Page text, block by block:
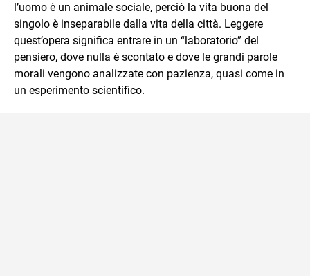
l’uomo è un animale sociale, perciò la vita buona del
singolo è inseparabile dalla vita della città. Leggere
quest’opera significa entrare in un “laboratorio” del
pensiero, dove nulla è scontato e dove le grandi parole
morali vengono analizzate con pazienza, quasi come in
un esperimento scientifico.